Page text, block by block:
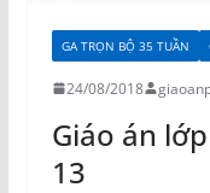
GA TRỌN BỘ 35 TUẦN
24/08/2018
Giáo án
13